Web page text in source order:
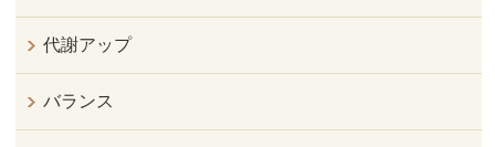
代謝アップ
バランス